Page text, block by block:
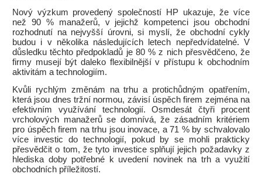
Nový výzkum provedený společností HP ukazuje, že více
než 90 % manažerů, v jejichž kompetenci jsou obchodní
rozhodnutí na nejvyšší úrovni, si myslí, že obchodní cykly
budou i v několika následujících letech nepředvídatelné. V
důsledku těchto předpokladů je 80 % z nich přesvědčeno, že
firmy musejí být daleko flexibilnější v přístupu k obchodním
aktivitám a technologiím.
Kvůli rychlým změnám na trhu a protichůdným opatřením,
která jsou dnes tržní normou, závisí úspěch firem zejména na
efektivním využívání technologií. Osmdesát čtyři procent
vrcholových manažerů se domnívá, že zásadním kritériem
pro úspěch firem na trhu jsou inovace, a 71 % by schvalovalo
více investic do technologií, pokud by se mohli prakticky
přesvědčit o tom, že tyto investice splňují jejich požadavky z
hlediska doby potřebné k uvedení novinek na trh a využití
obchodních příležitostí.